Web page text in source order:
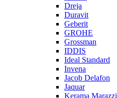
Dreja
Duravit
Geberit
GROHE
Grossman
IDDIS
Ideal Standard
Invena
Jacob Delafon
Jaquar
Kerama Marazzi